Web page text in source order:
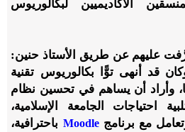
الأكاديميين لبكالوريوس
عليهم عن طريق الأستاذ حنين:
قد أنهى توًّا بكالوريوس تقنية
وأراد أن يساهم في تحسين نظام
احتياجات الجامعة الإسلامية،
مع برنامجMoodle باحترافية،